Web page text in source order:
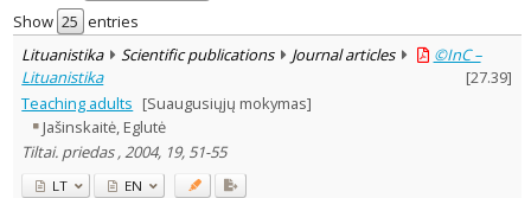
Document Type:
Journal articles 3
Subject area
Education 3
Text language
Country of publication
Historical periods
Show
entries
Lituanistika
Scientific publications Journal articles
©InC –
Lituanistika
[27.39]
Teaching adults [Suaugusiųjų mokymas]
Jašinskaitė, Eglutė
Tiltai. priedas , 2004, 19, 51-55
LT EN